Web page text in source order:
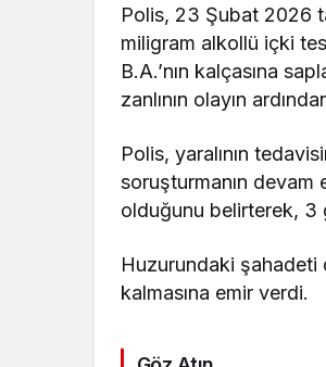
Polis, 23 Şubat 2026
miligram alkollü içki
B.A.’nın kalçasına
zanlının olayın
Polis, yaralının
soruşturmanın devam
olduğunu belirterek, 3
Huzurundaki şahadeti
kalmasına emir verdi.